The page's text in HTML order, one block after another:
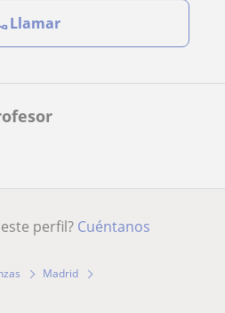
Llamar
perfil? Cuéntanos
Madrid